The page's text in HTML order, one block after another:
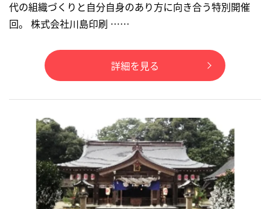
代の組織づくりと自分自身のあり方に向き合う特別開催
回。 株式会社川島印刷 ……
詳細を見る